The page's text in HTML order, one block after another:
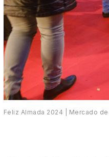
Feliz Almada 2024 | Mercado